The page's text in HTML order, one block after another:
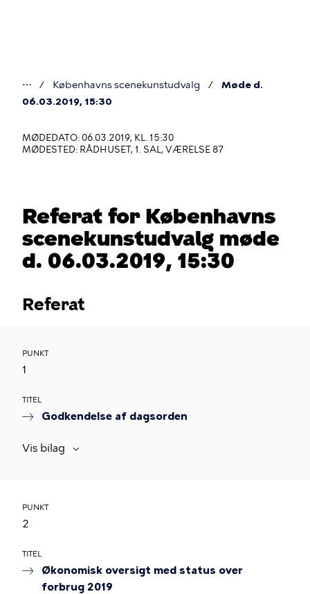
Du
her
⋯ Københavns scenekunstudvalg
Møde d.
06.03.2019, 15:30
MØDEDATO: 06.03.2019, KL. 15:30
MØDESTED: RÅDHUSET, 1. SAL, VÆRELSE 87
Referat for Københavns
scenekunstudvalg møde
d. 06.03.2019, 15:30
Referat
PUNKT
1
TITEL
Godkendelse af dagsorden
Vis bilag
PUNKT
2
TITEL
Økonomisk oversigt med status over
forbrug 2019